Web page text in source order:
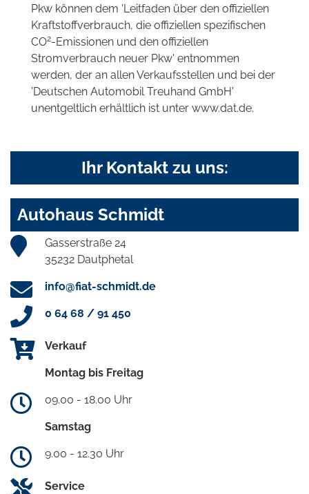
Pkw können dem 'Leitfaden über den offiziellen
Kraftstoffverbrauch, die offiziellen spezifischen
CO2-Emissionen und den offiziellen
Stromverbrauch neuer Pkw' entnommen
werden, der an allen Verkaufsstellen und bei der
'Deutschen Automobil Treuhand GmbH'
unentgeltlich erhältlich ist unter www.dat.de.
Ihr Kontakt zu uns:
Autohaus Schmidt
Gasserstraße 24
35232 Dautphetal
info@fiat-schmidt.de
0 64 68 / 91 450
Verkauf
Montag bis Freitag
09.00 - 18.00 Uhr
Samstag
9.00 - 12.30 Uhr
Service